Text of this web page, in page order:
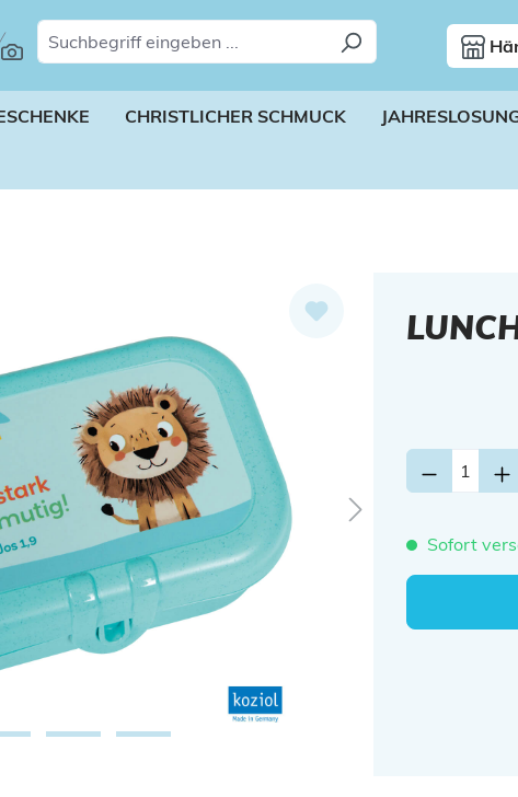
CHRISTLICHER SCHMUCK
Sofort